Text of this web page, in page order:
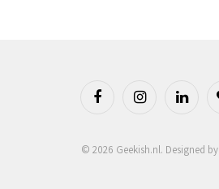
FacebookInstagramLinkedIn
© 2026 Geekish.nl. Designed by